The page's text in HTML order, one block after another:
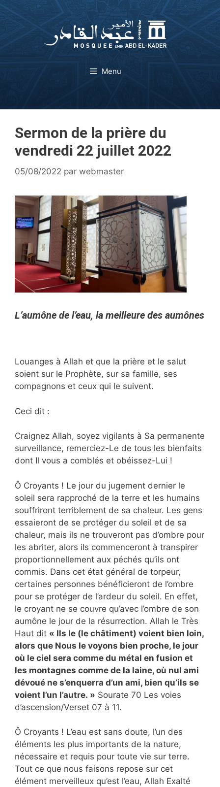
Aller
au
contenu
Menu
Sermon de la prière du
vendredi 22 juillet 2022
05/08/2022 par webmaster
L’aumône de l’eau, la meilleure des aumônes
Louanges à Allah et que la prière et le salut
soient sur le Prophète, sur sa famille, ses
compagnons et ceux qui le suivent.
Ceci dit :
Craignez Allah, soyez vigilants à Sa permanente
surveillance, remerciez-Le de tous les bienfaits
dont Il vous a comblés et obéissez-Lui !
Ô Croyants ! Le jour du jugement dernier le
soleil sera rapproché de la terre et les humains
souffriront terriblement de sa chaleur. Les gens
essaieront de se protéger du soleil et de sa
chaleur, mais ils ne trouveront pas d’ombre pour
les abriter, alors ils commenceront à transpirer
proportionnellement aux péchés qu’ils ont
commis. Dans cet état général de torpeur,
certaines personnes bénéficieront de l’ombre
pour se protéger de l’ardeur du soleil. En effet,
le croyant ne se couvre qu’avec l’ombre de son
aumône le jour de la résurrection. Allah le Très
Haut dit « Ils le (le châtiment) voient bien loin,
alors que Nous le voyons bien proche, le jour
où le ciel sera comme du métal en fusion et
les montagnes comme de la laine, où nul ami
dévoué ne s’enquerra d’un ami, bien qu’ils se
voient l’un l’autre. » Sourate 70 Les voies
d’ascension/Verset 07 à 11.
Ô Croyants ! L’eau est sans doute, l’un des
éléments les plus importants de la nature,
nécessaire et requis pour toute vie sur terre.
Tout ce que nous faisons repose sur cet
élément merveilleux qu’est l’eau, Allah Exalté